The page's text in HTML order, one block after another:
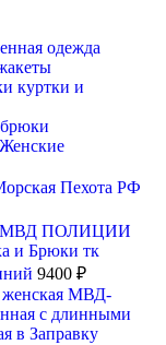
одежда
куртки и
Пехота РФ
МВД ПОЛИЦИИ
и Брюки тк
9400 ₽
женская МВД-
с длинными
в Заправку